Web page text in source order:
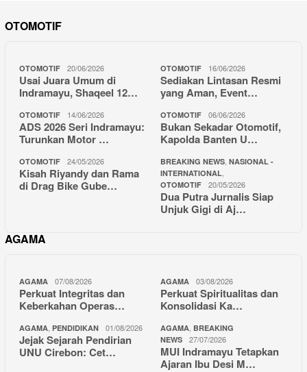
OTOMOTIF
OTOMOTIF 20/06/2026
Usai Juara Umum di
Indramayu, Shaqeel 12…
OTOMOTIF 16/06/2026
Sediakan Lintasan Resmi
yang Aman, Event…
OTOMOTIF 14/06/2026
ADS 2026 Seri Indramayu:
Turunkan Motor …
OTOMOTIF 06/06/2026
Bukan Sekadar Otomotif,
Kapolda Banten U…
OTOMOTIF 24/05/2026
Kisah Riyandy dan Rama
di Drag Bike Gube…
BREAKING NEWS NASIONAL -
INTERNATIONAL
OTOMOTIF 20/05/2026
Dua Putra Jurnalis Siap
Unjuk Gigi di Aj…
AGAMA
AGAMA 07/08/2026
Perkuat Integritas dan
Keberkahan Operas…
AGAMA 03/08/2026
Perkuat Spiritualitas dan
Konsolidasi Ka…
AGAMA PENDIDIKAN 01/08/2026
Jejak Sejarah Pendirian
UNU Cirebon: Cet…
AGAMA BREAKING
NEWS
27/07/2026
MUI Indramayu Tetapkan
Ajaran Ibu Desi M…